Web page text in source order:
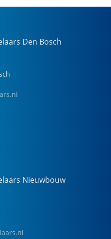
Den Bosch
Nieuwbouw